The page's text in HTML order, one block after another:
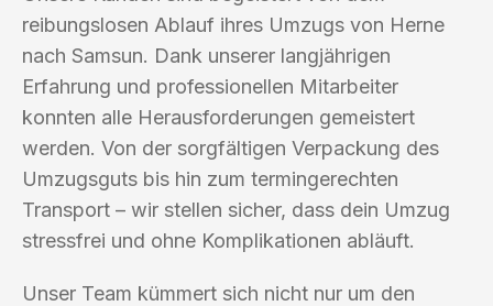
reibungslosen Ablauf ihres Umzugs von Herne
nach Samsun. Dank unserer langjährigen
Erfahrung und professionellen Mitarbeiter
konnten alle Herausforderungen gemeistert
werden. Von der sorgfältigen Verpackung des
Umzugsguts bis hin zum termingerechten
Transport – wir stellen sicher, dass dein Umzug
stressfrei und ohne Komplikationen abläuft.
Unser Team kümmert sich nicht nur um den